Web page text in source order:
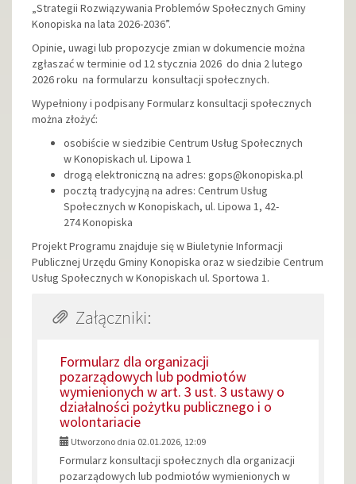
„Strategii Rozwiązywania Problemów Społecznych Gminy
Konopiska na lata 2026-2036”.
Opinie, uwagi lub propozycje zmian w dokumencie można
zgłaszać w terminie od 12 stycznia 2026 do dnia 2 lutego
2026 roku na formularzu konsultacji społecznych.
Wypełniony i podpisany Formularz konsultacji społecznych
można złożyć:
osobiście w siedzibie Centrum Usług Społecznych
w Konopiskach ul. Lipowa 1
drogą elektroniczną na adres: gops@konopiska.pl
pocztą tradycyjną na adres: Centrum Usług
Społecznych w Konopiskach, ul. Lipowa 1, 42-
274 Konopiska
Projekt Programu znajduje się w Biuletynie Informacji
Publicznej Urzędu Gminy Konopiska oraz w siedzibie Centrum
Usług Społecznych w Konopiskach ul. Sportowa 1.
Załączniki:
Formularz dla organizacji
pozarządowych lub podmiotów
wymienionych w art. 3 ust. 3 ustawy o
działalności pożytku publicznego i o
wolontariacie
Utworzono dnia 02.01.2026, 12:09
Formularz konsultacji społecznych dla organizacji
pozarządowych lub podmiotów wymienionych w